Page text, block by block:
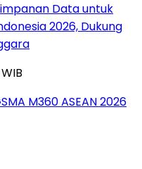
Data untuk
2026, Dukung
M360 ASEAN 2026